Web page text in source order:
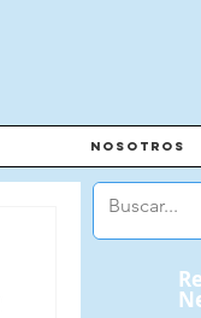
Nosotros